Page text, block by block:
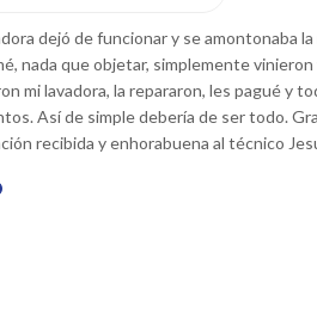
dejó de funcionar y se amontonaba la
nada que objetar, simplemente vinieron
mi lavadora, la repararon, les pagué y
Así de simple debería de ser todo.
recibida y enhorabuena al técnico